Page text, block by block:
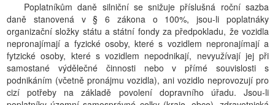
Poplatníkům daně silniční se snižuje příslušná roční sazba
daně stanovená v § 6 zákona o 100%, jsou-li poplatnáky
organizační složky státu a státní fondy za předpokladu, že vozidla
nepronajímají a fyzické osoby, které s vozidlem nepronajímají a
fytzické osoby, které s vozidlem nepodnikají, nevyužívají jej při
samostané výdělečné činnosti nebo v přímé souvislosti s
podnikáním (včetně pronájmu vozidla), ani vozidlo neprovozují pro
cizí potřeby na základě povolení dopravního úřadu. Jsou-li